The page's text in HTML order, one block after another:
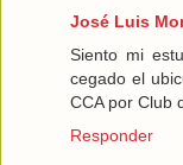
José Luis
Siento mi
cegado el
CCA por Club
Responder